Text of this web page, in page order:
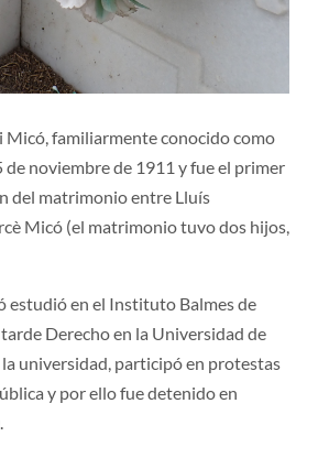
Micó, familiarmente conocido como
de noviembre de 1911 y fue el primer
del matrimonio entre Lluís
Micó (el matrimonio tuvo dos hijos,
estudió en el Instituto Balmes de
Derecho en la Universidad de
la universidad, participó en protestas
y por ello fue detenido en